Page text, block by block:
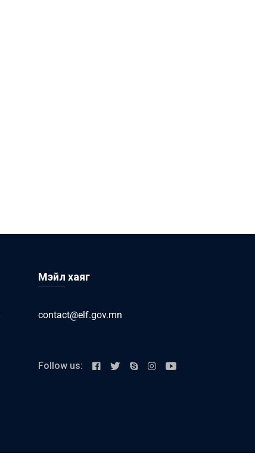
Мэйл хаяг
contact@elf.gov.mn
Follow us: